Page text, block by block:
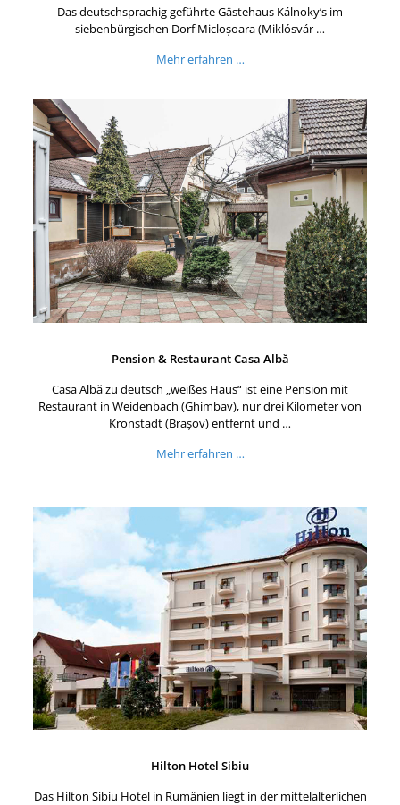
Das deutschsprachig geführte Gästehaus Kálnoky’s im
siebenbürgischen Dorf Micloșoara (Miklósvár …
Mehr erfahren …
Pension & Restaurant Casa Albă
Casa Albă zu deutsch „weißes Haus“ ist eine Pension mit
Restaurant in Weidenbach (Ghimbav), nur drei Kilometer von
Kronstadt (Brașov) entfernt und …
Mehr erfahren …
Hilton Hotel Sibiu
Das Hilton Sibiu Hotel in Rumänien liegt in der mittelalterlichen